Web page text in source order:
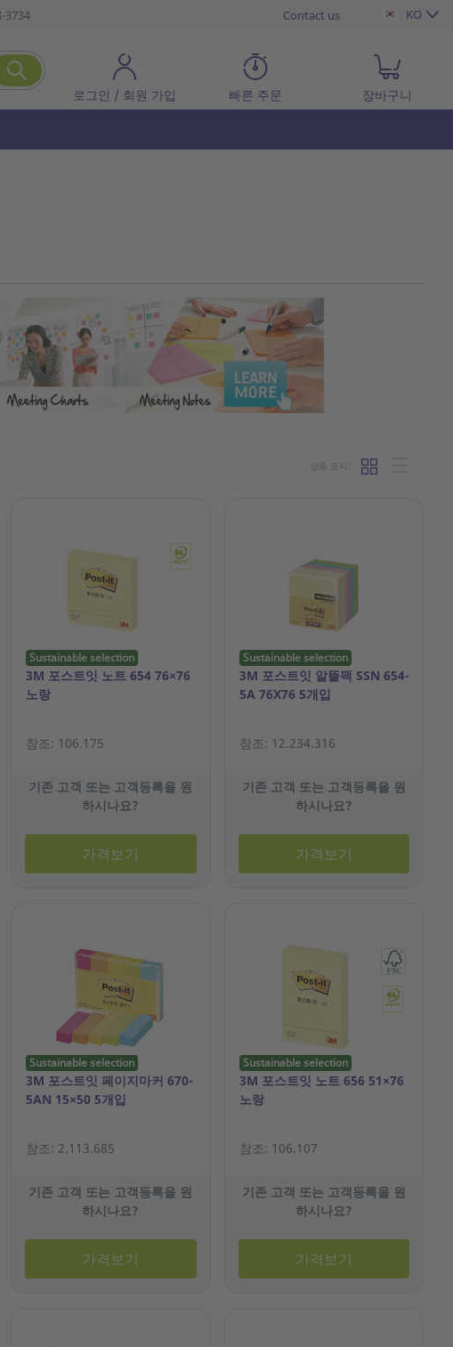
3734 Contact us KO
로그인 / 회원 가입 빠른 주문 장바구니
상품 표시:
Sustainable selection
3M 포스트잇 노트 654 76×76
노랑
참조: 106.175
기존 고객 또는 고객등록을 원
하시나요?
가격보기
Sustainable selection
3M 포스트잇 알뜰팩 SSN 654-
5A 76X76 5개입
참조: 12.234.316
기존 고객 또는 고객등록을 원
하시나요?
가격보기
Sustainable selection
3M 포스트잇 페이지마커 670-
5AN 15×50 5개입
참조: 2.113.685
기존 고객 또는 고객등록을 원
하시나요?
가격보기
Sustainable selection
3M 포스트잇 노트 656 51×76
노랑
참조: 106.107
기존 고객 또는 고객등록을 원
하시나요?
가격보기